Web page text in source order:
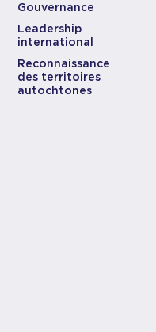
Gouvernance
Leadership
international
Reconnaissance
des territoires
autochtones